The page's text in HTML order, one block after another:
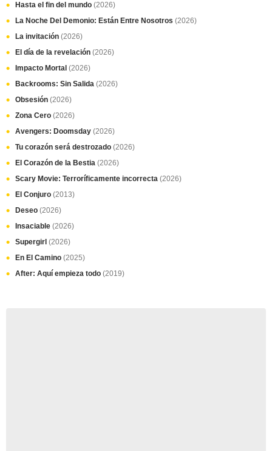
Hasta el fin del mundo (2026)
La Noche Del Demonio: Están Entre Nosotros (2026)
La invitación (2026)
El día de la revelación (2026)
Impacto Mortal (2026)
Backrooms: Sin Salida (2026)
Obsesión (2026)
Zona Cero (2026)
Avengers: Doomsday (2026)
Tu corazón será destrozado (2026)
El Corazón de la Bestia (2026)
Scary Movie: Terroríficamente incorrecta (2026)
El Conjuro (2013)
Deseo (2026)
Insaciable (2026)
Supergirl (2026)
En El Camino (2025)
After: Aquí empieza todo (2019)